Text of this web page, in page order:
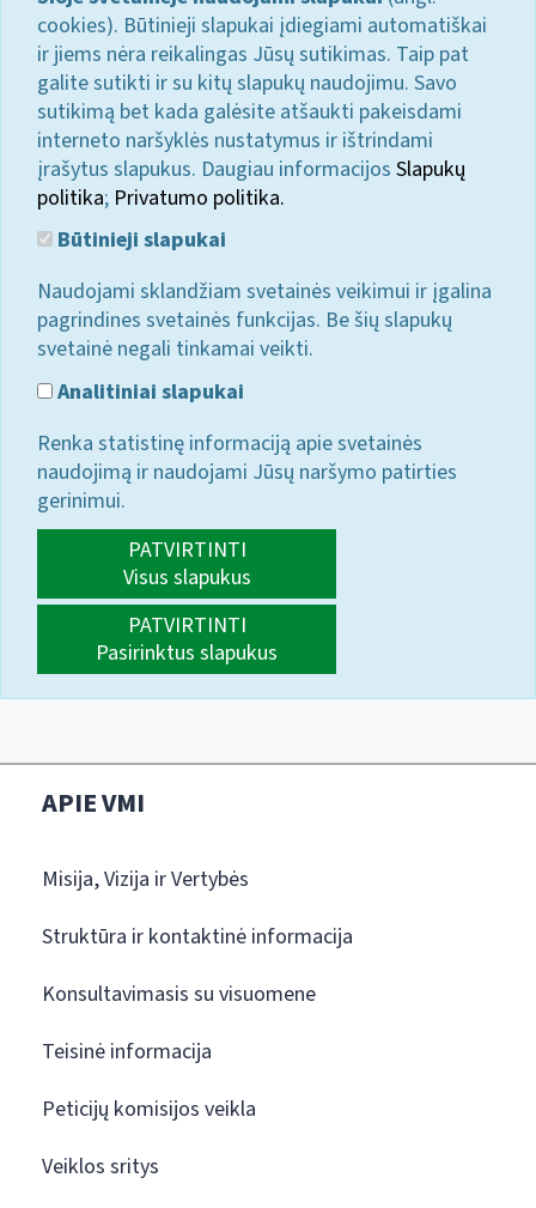
cookies). Būtinieji slapukai įdiegiami automatiškai
ir jiems nėra reikalingas Jūsų sutikimas. Taip pat
galite sutikti ir su kitų slapukų naudojimu. Savo
sutikimą bet kada galėsite atšaukti pakeisdami
interneto naršyklės nustatymus ir ištrindami
įrašytus slapukus. Daugiau informacijos Slapukų
politika; Privatumo politika.
Būtinieji slapukai
Naudojami sklandžiam svetainės veikimui ir įgalina
pagrindines svetainės funkcijas. Be šių slapukų
svetainė negali tinkamai veikti.
Analitiniai slapukai
Renka statistinę informaciją apie svetainės
naudojimą ir naudojami Jūsų naršymo patirties
gerinimui.
PATVIRTINTI
Visus slapukus
PATVIRTINTI
Pasirinktus slapukus
APIE VMI
Misija, Vizija ir Vertybės
Struktūra ir kontaktinė informacija
Konsultavimasis su visuomene
Teisinė informacija
Peticijų komisijos veikla
Veiklos sritys